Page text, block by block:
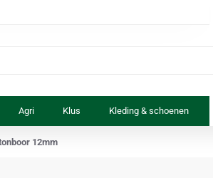
Agri Klus Kleding & schoenen
12mm